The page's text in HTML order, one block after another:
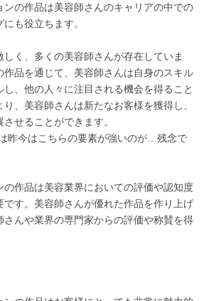
ンの作品は美容師さんのキャリアの中での
も役立ちます。
く、多くの美容師さんが存在していま
作品を通じて、美容師さんは自身のスキル
、他の人々に注目される機会を得ること
、美容師さんは新たなお客様を獲得し、
せることができます。
昨今はこちらの要素が強いのが…残念で
の作品は美容業界においての評価や認知度
です。美容師さんが優れた作品を作り上げ
さんや業界の専門家からの評価や称賛を得